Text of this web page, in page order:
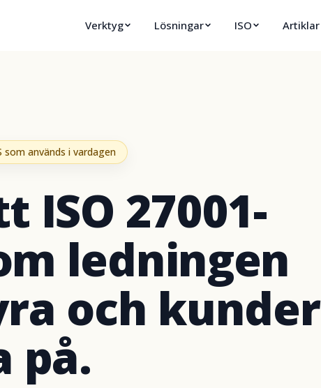
Verktyg Lösningar ISO Artiklar
som används i vardagen
ISO 27001-
ledningen
och kunder
på.